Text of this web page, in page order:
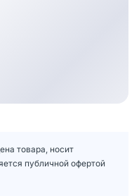
товара, носит
публичной офертой